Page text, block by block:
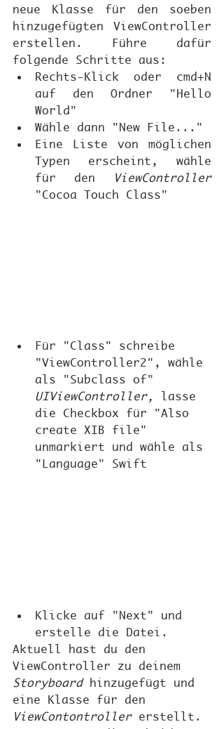
neue Klasse für den soeben
hinzugefügten ViewController
erstellen. Führe dafür
folgende Schritte aus:
Rechts-Klick oder cmd+N
auf den Ordner "Hello
World"
Wähle dann "New File..."
Eine Liste von möglichen
Typen erscheint, wähle
für den
ViewController
"Cocoa Touch Class"
Für "Class" schreibe
"ViewController2", wähle
als "Subclass of"
UIViewController, lasse
die Checkbox für "Also
create XIB file"
unmarkiert und wähle als
"Language" Swift
Klicke auf "Next" und
erstelle die Datei.
Aktuell hast du den
ViewController zu deinem
Storyboard hinzugefügt und
eine Klasse für den
ViewContontroller erstellt.